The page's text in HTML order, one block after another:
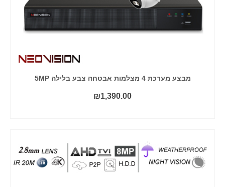
מבצע מערכת 4 מצלמות אבטחה צבע בלילה 5MP
₪1,390.00